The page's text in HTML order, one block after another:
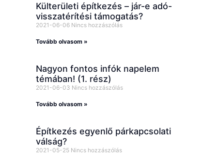
Külterületi építkezés – jár-e adó-
visszatérítési támogatás?
2021-06-06 Nincs hozzászólás
Tovább olvasom »
Nagyon fontos infók napelem
témában! (1. rész)
2021-06-03 Nincs hozzászólás
Tovább olvasom »
Építkezés egyenlő párkapcsolati
válság?
2021-05-25 Nincs hozzászólás